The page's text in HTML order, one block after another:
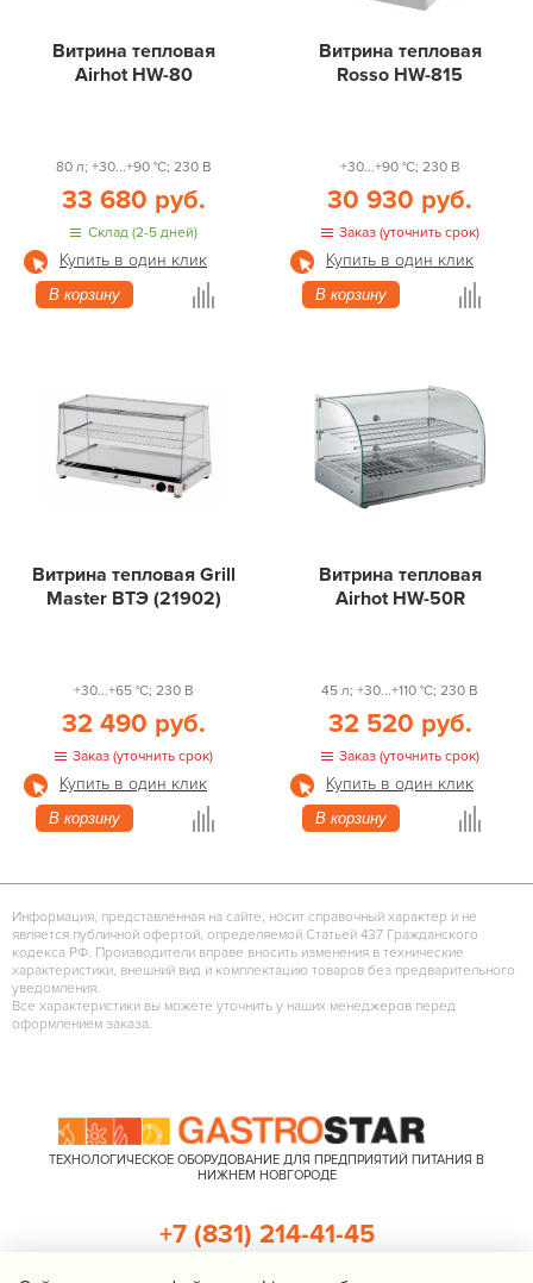
Витрина тепловая
Airhot HW-80
80 л; +30...+90 °С; 230 В
33 680 руб.
Склад (2-5 дней)
Купить в один клик
В корзину
Витрина тепловая
Rosso HW-815
+30...+90 °С; 230 В
30 930 руб.
Заказ (уточнить срок)
Купить в один клик
В корзину
Витрина тепловая Grill
Master ВТЭ (21902)
+30...+65 °С; 230 В
32 490 руб.
Заказ (уточнить срок)
Купить в один клик
В корзину
Витрина тепловая
Airhot HW-50R
45 л; +30...+110 °С; 230 В
32 520 руб.
Заказ (уточнить срок)
Купить в один клик
В корзину
Информация, представленная на сайте, носит справочный характер и не
является публичной офертой, определяемой Статьей 437 Гражданского
кодекса РФ. Производители вправе вносить изменения в технические
характеристики, внешний вид и комплектацию товаров без предварительного
уведомления.
Все характеристики вы можете уточнить у наших менеджеров перед
оформлением заказа.
ТЕХНОЛОГИЧЕСКОЕ ОБОРУДОВАНИЕ ДЛЯ ПРЕДПРИЯТИЙ ПИТАНИЯ В
НИЖНЕМ НОВГОРОДЕ
+7 (831) 214-41-45